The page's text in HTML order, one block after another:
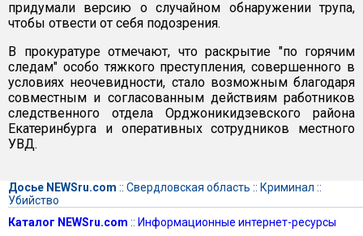
придумали версию о случайном обнаружении трупа,
чтобы отвести от себя подозрения.
В прокуратуре отмечают, что раскрытие "по горячим
следам" особо тяжкого преступления, совершенного в
условиях неочевидности, стало возможным благодаря
совместным и согласованным действиям работников
следственного отдела Орджоникидзевского района
Екатеринбурга и оперативных сотрудников местного
УВД.
Досье NEWSru.com :: Свердловская область :: Криминал ::
Убийство
Каталог NEWSru.com :: Информационные интернет-ресурсы